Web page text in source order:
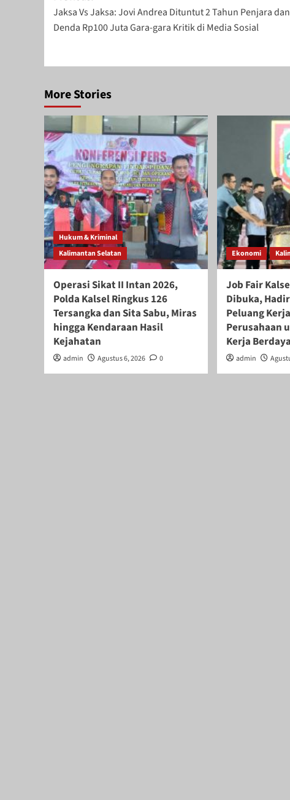
navigation
Jaksa Vs Jaksa: Jovi Andrea Dituntut 2 Tahun Penjara dan
Denda Rp100 Juta Gara-gara Kritik di Media Sosial
More Stories
Hukum & Kriminal
Kalimantan Selatan
Operasi Sikat II Intan 2026,
Polda Kalsel Ringkus 126
Tersangka dan Sita Sabu, Miras
hingga Kendaraan Hasil
Kejahatan
admin Agustus 6, 2026 0
Ekonomi
Job Fair
Dibuka,
Peluang
Perusahaan
Kerja
admin